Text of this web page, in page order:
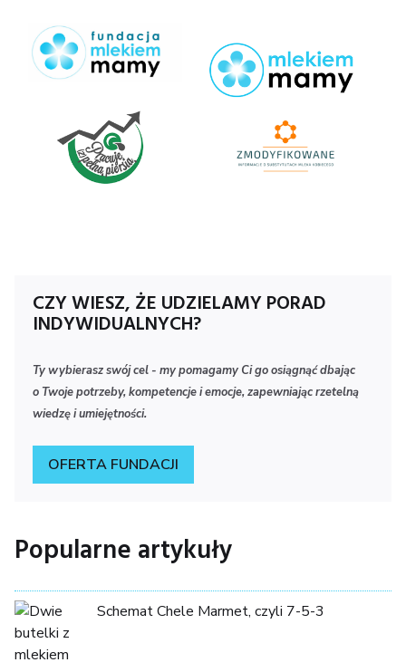
CZY WIESZ, ŻE UDZIELAMY PORAD
INDYWIDUALNYCH?
Ty wybierasz swój cel - my pomagamy Ci go osiągnąć dbając
o Twoje potrzeby, kompetencje i emocje, zapewniając rzetelną
wiedzę i umiejętności.
OFERTA FUNDACJI
Popularne artykuły
Schemat Chele Marmet, czyli 7-5-3